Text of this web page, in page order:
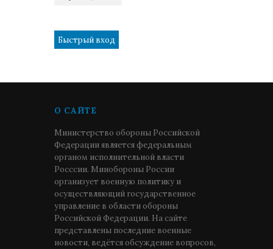
О САЙТЕ
Министерство обороны Российской
Федерации является федеральным
органом исполнительной власти
Росссии. Минобороны России
организует военную политику и
осуществляющий государственное
управление в области обороны
Российской Федерации. На сайте
представлены последние военные
новости, ведётся обсуждение вопросов,